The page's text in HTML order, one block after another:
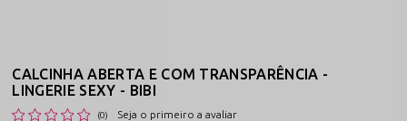
CALCINHA ABERTA E COM TRANSPARÊNCIA -
LINGERIE SEXY - BIBI
(0) Seja o primeiro a avaliar